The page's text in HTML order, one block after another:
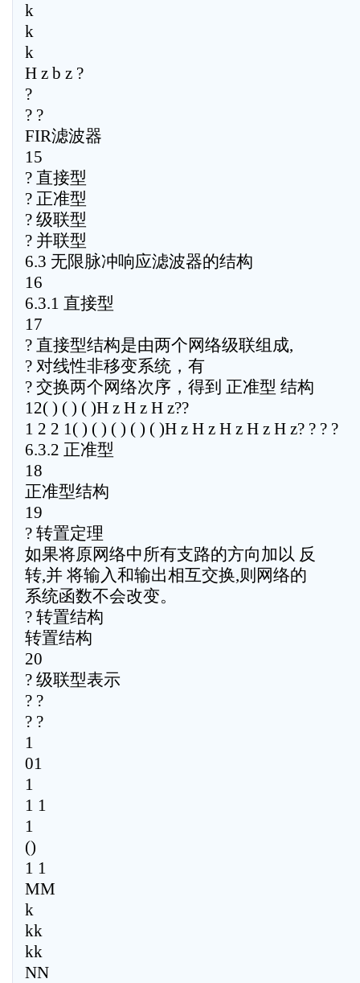
k
k
k
H z b z ?
?
? ?
FIR滤波器
15
? 直接型
? 正准型
? 级联型
? 并联型
6.3 无限脉冲响应滤波器的结构
16
6.3.1 直接型
17
? 直接型结构是由两个网络级联组成,
? 对线性非移变系统，有
? 交换两个网络次序，得到 正准型 结构
12( ) ( ) ( )H z H z H z??
1 2 2 1( ) ( ) ( ) ( ) ( )H z H z H z H z H z? ? ? ?
6.3.2 正准型
18
正准型结构
19
? 转置定理
如果将原网络中所有支路的方向加以 反
转,并 将输入和输出相互交换,则网络的
系统函数不会改变。
? 转置结构
转置结构
20
? 级联型表示
? ?
? ?
1
01
1
1 1
1
()
1 1
MM
k
kk
kk
NN